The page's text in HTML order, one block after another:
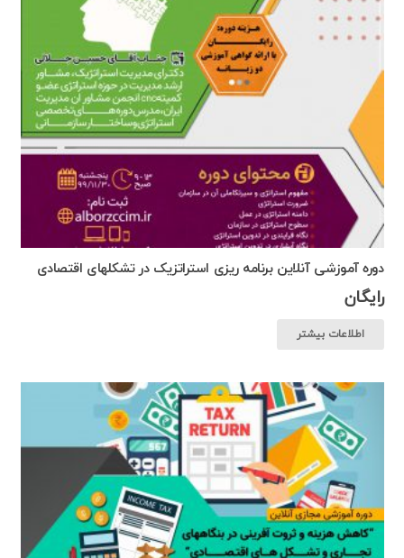
دوره آموزشی آنلاین برنامه ریزی استراتزیک در تشکلهای اقتصادی
رایگان
اطلاعات بیشتر